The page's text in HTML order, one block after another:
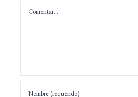
Comentar